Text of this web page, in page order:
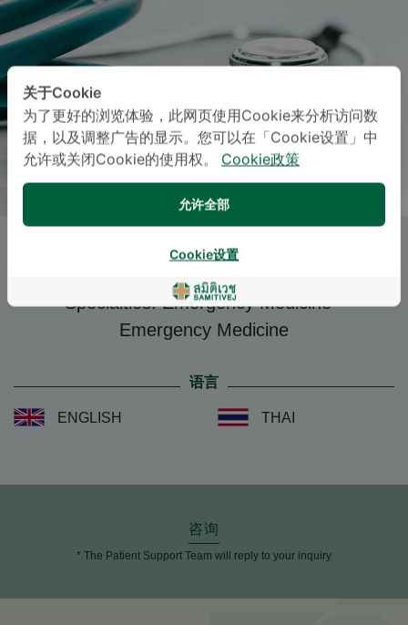
INTAONO IMSUWAN
Specialties: Emergency Medicine-
Emergency Medicine
语言
ENGLISH THAI
咨询
* The Patient Support Team will reply to your inquiry
关于Cookie
为了更好的浏览体验，此网页使用Cookie来分析访问数
据，以及调整广告的显示。您可以在「Cookie设置」中
允许或关闭Cookie的使用权。
Cookie政策
允许全部
Cookie设置